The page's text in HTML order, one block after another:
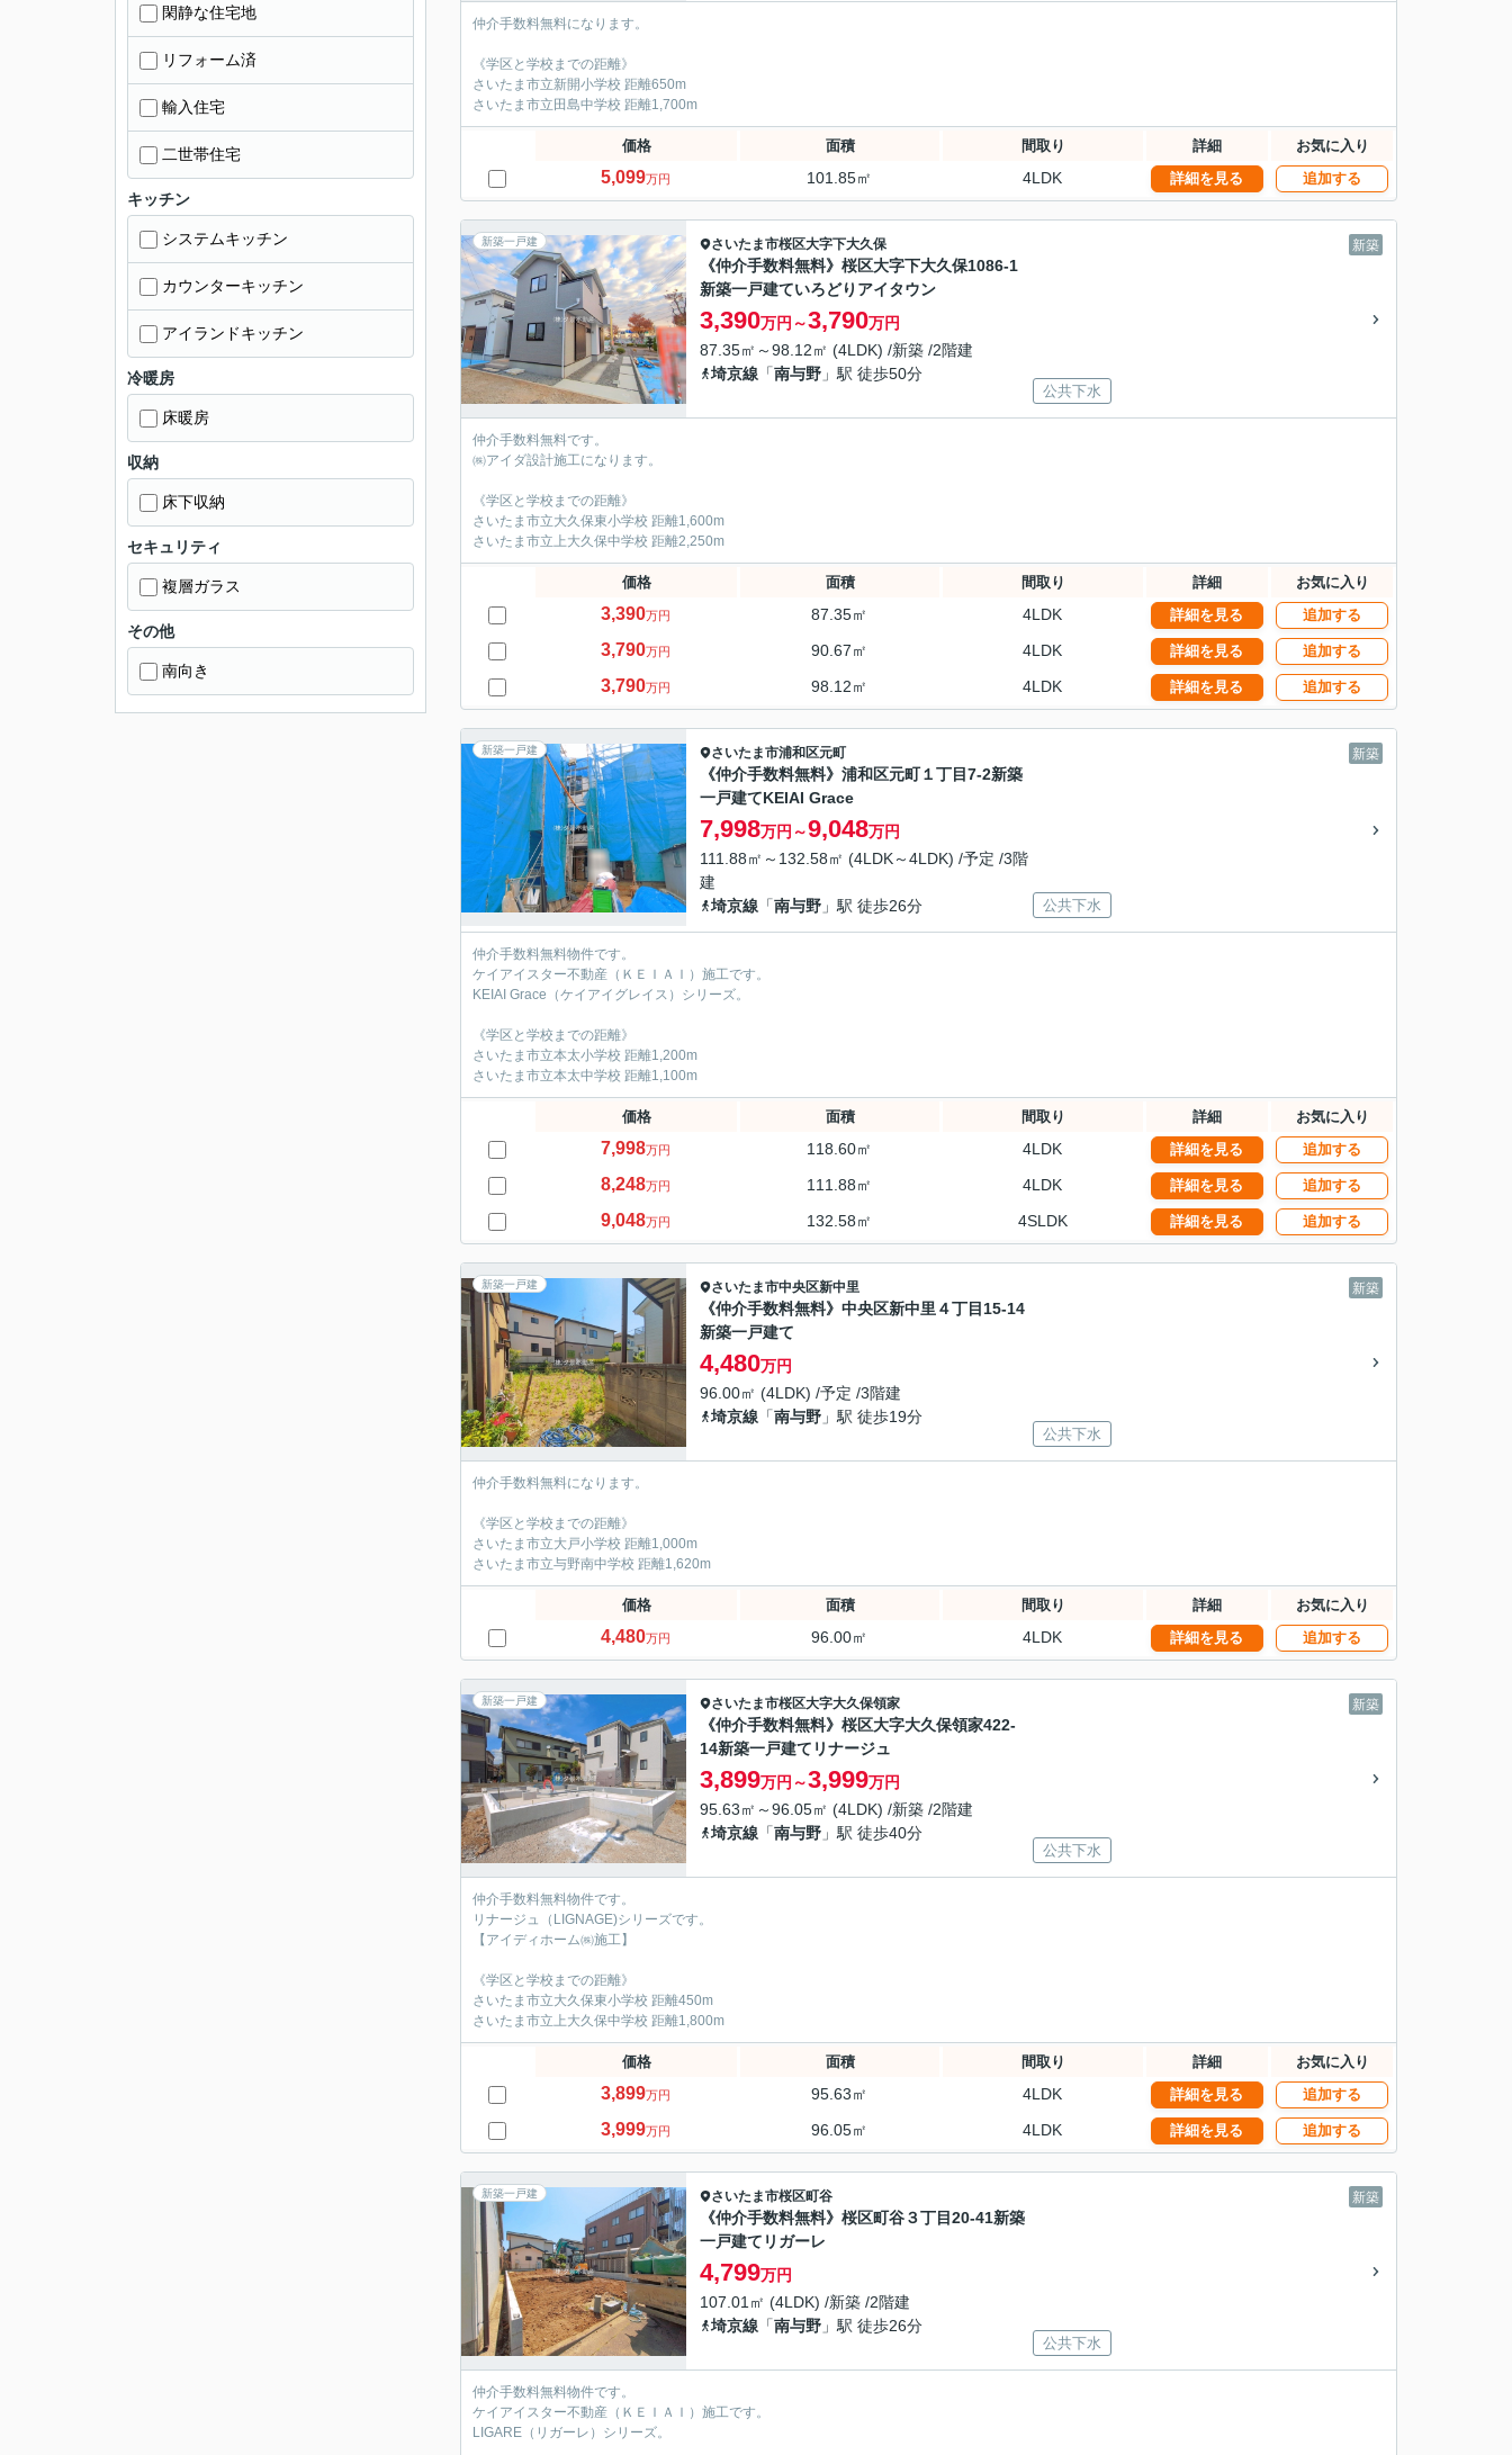
仲介手数料無料になります。
《学区と学校までの距離》
さいたま市立新開小学校 距離650m
さいたま市立田島中学校 距離1,700m
価格 面積 間取り 詳細 お気に入り
5,099万円 101.85㎡ 4LDK 詳細を見る 追加する
新築一戸建 新築
さいたま市桜区大字下大久保
《仲介手数料無料》桜区大字下大久保1086-1
新築一戸建ていろどりアイタウン
3,390万円～3,790万円
87.35㎡～98.12㎡ (4LDK) /新築 /2階建
埼京線 「南与野 」駅 徒歩50分
公共下水
仲介手数料無料です。
㈱アイダ設計施工になります。
《学区と学校までの距離》
さいたま市立大久保東小学校 距離1,600m
さいたま市立上大久保中学校 距離2,250m
価格 面積 間取り 詳細 お気に入り
3,390万円 87.35㎡ 4LDK 詳細を見る 追加する
3,790万円 90.67㎡ 4LDK 詳細を見る 追加する
3,790万円 98.12㎡ 4LDK 詳細を見る 追加する
新築一戸建 新築
さいたま市浦和区元町
《仲介手数料無料》浦和区元町１丁目7-2新築
一戸建て‎KEIAI Grace
7,998万円～9,048万円
111.88㎡～132.58㎡ (4LDK～4LDK) /予定 /3階
建
埼京線 「南与野 」駅 徒歩26分 公共下水
仲介手数料無料物件です。
ケイアイスター不動産（ＫＥＩＡＩ）施工です。
‎KEIAI Grace（ケイアイグレイス）シリーズ。
《学区と学校までの距離》
さいたま市立本太小学校 距離1,200m
さいたま市立本太中学校 距離1,100m
価格 面積 間取り 詳細 お気に入り
7,998万円 118.60㎡ 4LDK 詳細を見る 追加する
8,248万円 111.88㎡ 4LDK 詳細を見る 追加する
9,048万円 132.58㎡ 4SLDK 詳細を見る 追加する
新築一戸建 新築
さいたま市中央区新中里
《仲介手数料無料》中央区新中里４丁目15-14
新築一戸建て
4,480万円
96.00㎡ (4LDK) /予定 /3階建
埼京線 「南与野 」駅 徒歩19分
公共下水
仲介手数料無料になります。
《学区と学校までの距離》
さいたま市立大戸小学校 距離1,000m
さいたま市立与野南中学校 距離1,620m
価格 面積 間取り 詳細 お気に入り
4,480万円 96.00㎡ 4LDK 詳細を見る 追加する
新築一戸建 新築
さいたま市桜区大字大久保領家
《仲介手数料無料》桜区大字大久保領家422-
14新築一戸建てリナージュ
3,899万円～3,999万円
95.63㎡～96.05㎡ (4LDK) /新築 /2階建
埼京線 「南与野 」駅 徒歩40分
公共下水
仲介手数料無料物件です。
リナージュ（LIGNAGE)シリーズです。
【アイディホーム㈱施工】
《学区と学校までの距離》
さいたま市立大久保東小学校 距離450m
さいたま市立上大久保中学校 距離1,800m
価格 面積 間取り 詳細 お気に入り
3,899万円 95.63㎡ 4LDK 詳細を見る 追加する
3,999万円 96.05㎡ 4LDK 詳細を見る 追加する
新築一戸建 新築
さいたま市桜区町谷
《仲介手数料無料》桜区町谷３丁目20-41新築
一戸建てリガーレ
4,799万円
107.01㎡ (4LDK) /新築 /2階建
埼京線 「南与野 」駅 徒歩26分
公共下水
仲介手数料無料物件です。
ケイアイスター不動産（ＫＥＩＡＩ）施工です。
LIGARE（リガーレ）シリーズ。
閑静な住宅地
リフォーム済
輸入住宅
二世帯住宅
キッチン
システムキッチン
カウンターキッチン
アイランドキッチン
冷暖房
床暖房
収納
床下収納
セキュリティ
複層ガラス
その他
南向き